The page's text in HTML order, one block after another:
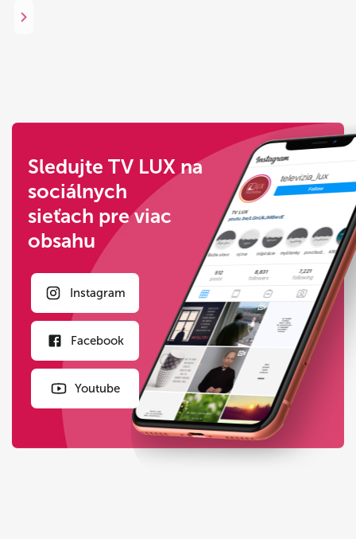
Sledujte TV LUX na
sociálnych
sieťach pre viac
obsahu
Instagram
Facebook
Youtube